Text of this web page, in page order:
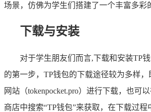
场景，仿佛为学生们搭建了一个丰富多彩
下载与安装
对于学生朋友们而言,下载和安装TP
的第一步，TP钱包的下载途径较为多样
网站（tokenpocket.pro）进行下载，也可
商店中搜索“TP钱包”来获取，在下载过程